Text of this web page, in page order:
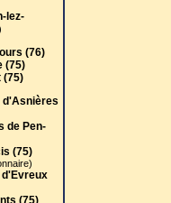
lez-
(76)
(75)
(75)
d'Asnières
de Pen-
(75)
(75)